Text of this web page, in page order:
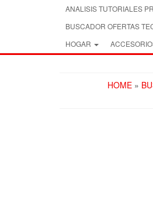
ANALISIS TUTORIALES
BUSCADOR OFERTAS
HOGAR
HOME »